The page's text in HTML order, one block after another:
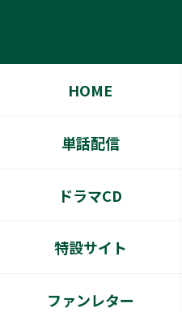
HOME
単話配信
ドラマCD
特設サイト
ファンレター